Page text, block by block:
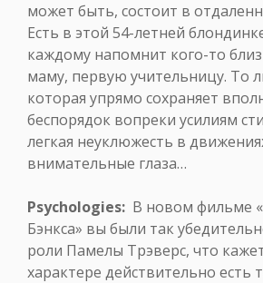
может быть, состоит в
Есть в этой 54-летней
каждому напомнит кого-то
маму, первую учительницу. То
которая упрямо сохраняет
беспорядок вопреки усилиям
легкая неуклюжесть в
внимательные глаза…
Psychologies: В новом фильме
Бэнкса» вы были так
роли Памелы Трэверс, что
характере действительно есть